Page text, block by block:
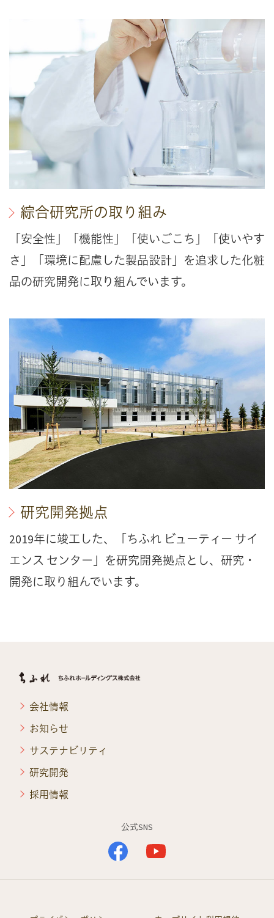
綜合研究所の取り組み
「安全性」「機能性」「使いごこち」「使いやす
さ」「環境に配慮した製品設計」を追求した化粧
品の研究開発に取り組んでいます。
研究開発拠点
2019年に竣工した、「ちふれ ビューティー サイ
エンス センター」を研究開発拠点とし、研究・
開発に取り組んでいます。
会社情報
お知らせ
サステナビリティ
研究開発
採用情報
公式SNS